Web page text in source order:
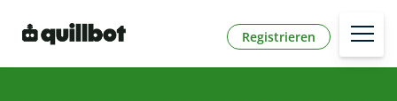
Registrieren